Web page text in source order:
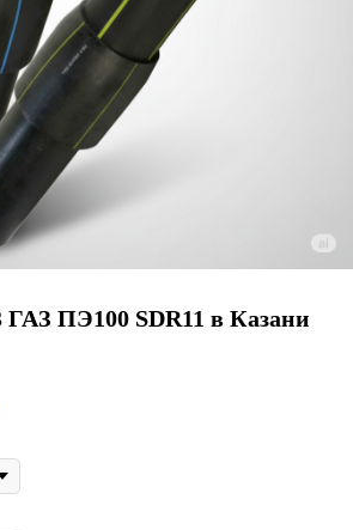
ПЭ100 SDR11 в Казани